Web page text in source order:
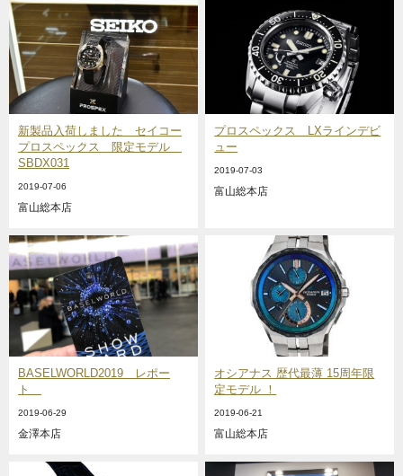
新製品入荷しました セイコー
プロスペックス 限定モデル
SBDX031
2019-07-06
富山総本店
プロスペックス LXラインデビ
ュー
2019-07-03
富山総本店
BASELWORLD2019 レポー
ト
2019-06-29
金澤本店
オシアナス 歴代最薄 15周年限
定モデル ！
2019-06-21
富山総本店